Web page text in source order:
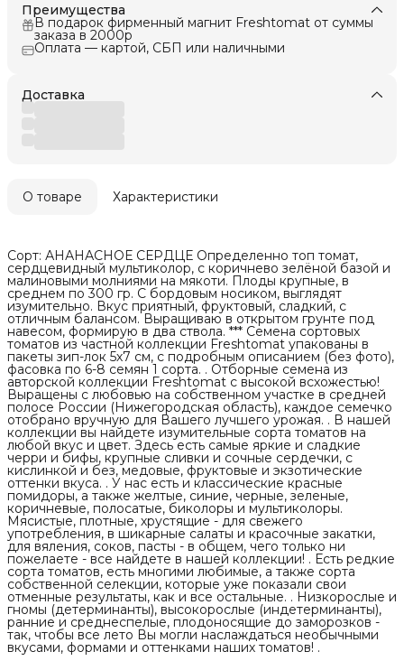
Преимущества
В подарок фирменный магнит Freshtomat от суммы
заказа в 2000р
Оплата — картой, СБП или наличными
Доставка
О товаре Характеристики
Сорт: АНАНАСНОЕ СЕРДЦЕ Определенно топ томат,
сердцевидный мультиколор, с коричнево зелёной базой и
малиновыми молниями на мякоти. Плоды крупные, в
среднем по 300 гр. С бордовым носиком, выглядят
изумительно. Вкус приятный, фруктовый, сладкий, с
отличным балансом. Выращиваю в открытом грунте под
навесом, формирую в два ствола. *** Семена сортовых
томатов из частной коллекции Freshtomat упакованы в
пакеты зип-лок 5х7 см, с подробным описанием (без фото),
фасовка по 6-8 семян 1 сорта. . Отборные семена из
авторской коллекции Freshtomat с высокой всхожестью!
Выращены с любовью на собственном участке в средней
полосе России (Нижегородская область), каждое семечко
отобрано вручную для Вашего лучшего урожая. . В нашей
коллекции вы найдете изумительные сорта томатов на
любой вкус и цвет. Здесь есть самые яркие и сладкие
черри и бифы, крупные сливки и сочные сердечки, с
кислинкой и без, медовые, фруктовые и экзотические
оттенки вкуса. . У нас есть и классические красные
помидоры, а также желтые, синие, черные, зеленые,
коричневые, полосатые, биколоры и мультиколоры.
Мясистые, плотные, хрустящие - для свежего
употребления, в шикарные салаты и красочные закатки,
для вяления, соков, пасты - в общем, чего только ни
пожелаете - все найдете в нашей коллекции! . Есть редкие
сорта томатов, есть многими любимые, а также сорта
собственной селекции, которые уже показали свои
отменные результаты, как и все остальные. . Низкорослые и
гномы (детерминанты), высокорослые (индетерминанты),
ранние и среднеспелые, плодоносящие до заморозков -
так, чтобы все лето Вы могли наслаждаться необычными
вкусами, формами и оттенками наших томатов! .